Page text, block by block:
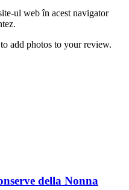
ul web în acest navigator
add photos to your review.
della Nonna